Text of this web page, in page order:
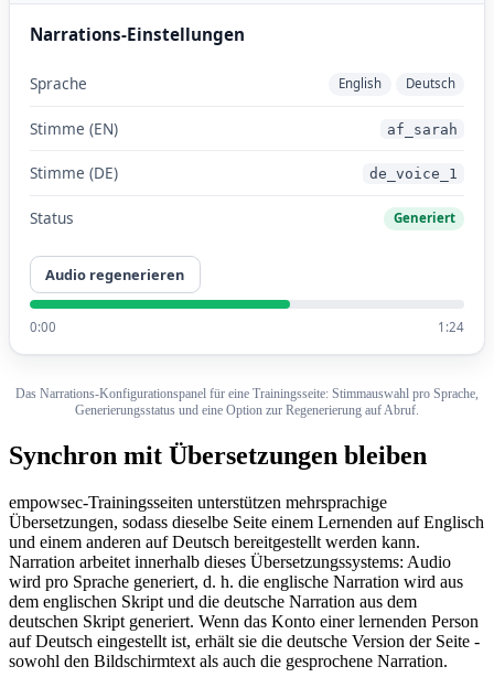
Narrations-Einstellungen
Sprache English Deutsch
Stimme (EN) af_sarah
Stimme (DE) de_voice_1
Status Generiert
Audio regenerieren
0:00 1:24
Das Narrations-Konfigurationspanel für eine Trainingsseite: Stimmauswahl pro Sprache,
Generierungsstatus und eine Option zur Regenerierung auf Abruf.
Synchron mit Übersetzungen bleiben
empowsec-Trainingsseiten unterstützen mehrsprachige
Übersetzungen, sodass dieselbe Seite einem Lernenden auf Englisch
und einem anderen auf Deutsch bereitgestellt werden kann.
Narration arbeitet innerhalb dieses Übersetzungssystems: Audio
wird pro Sprache generiert, d. h. die englische Narration wird aus
dem englischen Skript und die deutsche Narration aus dem
deutschen Skript generiert. Wenn das Konto einer lernenden Person
auf Deutsch eingestellt ist, erhält sie die deutsche Version der Seite -
sowohl den Bildschirmtext als auch die gesprochene Narration.